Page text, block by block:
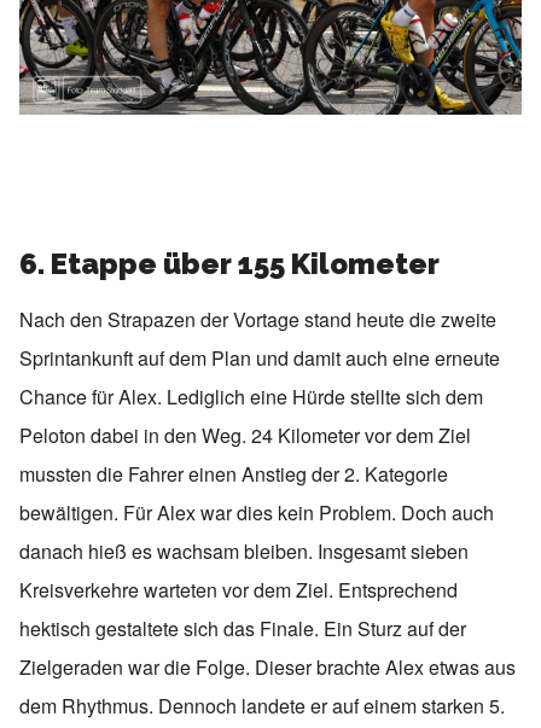
6. Etappe über 155 Kilometer
Nach den Strapazen der Vortage stand heute die zweite
Sprintankunft auf dem Plan und damit auch eine erneute
Chance für Alex. Lediglich eine Hürde stellte sich dem
Peloton dabei in den Weg. 24 Kilometer vor dem Ziel
mussten die Fahrer einen Anstieg der 2. Kategorie
bewältigen. Für Alex war dies kein Problem. Doch auch
danach hieß es wachsam bleiben. Insgesamt sieben
Kreisverkehre warteten vor dem Ziel. Entsprechend
hektisch gestaltete sich das Finale. Ein Sturz auf der
Zielgeraden war die Folge. Dieser brachte Alex etwas aus
dem Rhythmus. Dennoch landete er auf einem starken 5.